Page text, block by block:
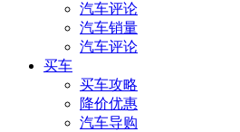
汽车评论
汽车销量
汽车评论
买车
买车攻略
降价优惠
汽车导购